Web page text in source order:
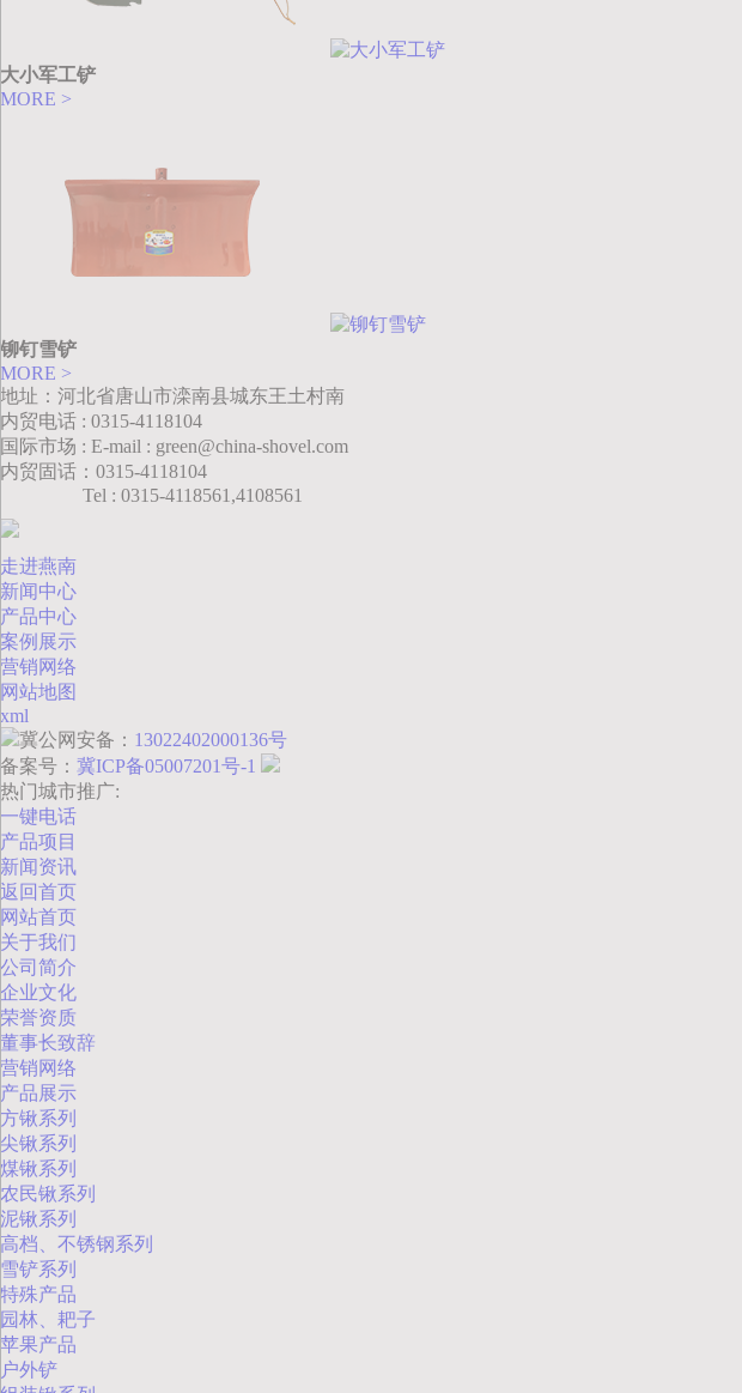
大小军工铲
MORE >
铆钉雪铲
MORE >
地址：河北省唐山市滦南县城东王土村南
内贸电话 : 0315-4118104
国际市场 : E-mail : green@china-shovel.com
内贸固话：0315-4118104
Tel : 0315-4118561,4108561
走进燕南
新闻中心
产品中心
案例展示
营销网络
网站地图
xml
冀公网安备： 13022402000136号
备案号： 冀ICP备05007201号-1
热门城市推广:
一键电话
产品项目
新闻资讯
返回首页
网站首页
关于我们
公司简介
企业文化
荣誉资质
董事长致辞
营销网络
产品展示
方锹系列
尖锹系列
煤锹系列
农民锹系列
泥锹系列
高档、不锈钢系列
雪铲系列
特殊产品
园林、耙子
苹果产品
户外铲